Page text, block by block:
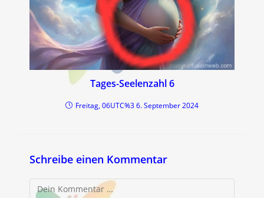
Tages-Seelenzahl 6
Freitag, 06UTC%3 6. September 2024
Schreibe einen Kommentar
Kommentar